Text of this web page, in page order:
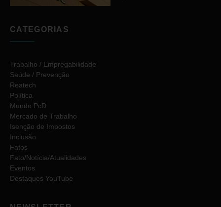
CATEGORIAS
Trabalho / Empregabilidade
Saúde / Prevenção
Reatech
Política
Mundo PcD
Mercado de Trabalho
Isenção de Impostos
Inclusão
Fatos
Fato/Notícia/Atualidades
Eventos
Destaques YouTube